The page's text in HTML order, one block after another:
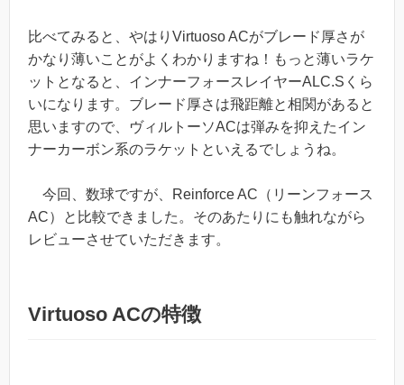
比べてみると、やはりVirtuoso ACがブレード厚さが
かなり薄いことがよくわかりますね！もっと薄いラケ
ットとなると、インナーフォースレイヤーALC.Sくら
いになります。ブレード厚さは飛距離と相関があると
思いますので、ヴィルトーソACは弾みを抑えたイン
ナーカーボン系のラケットといえるでしょうね。
今回、数球ですが、Reinforce AC（リーンフォース
AC）と比較できました。そのあたりにも触れながら
レビューさせていただきます。
Virtuoso ACの特徴